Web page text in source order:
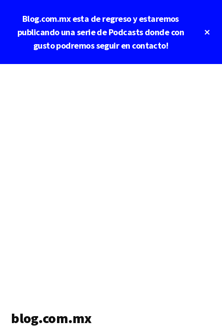
contenido
Blog.com.mx esta de regreso y estaremos
publicando una serie de Podcasts donde con
gusto podremos seguir en contacto!
blog.com.mx